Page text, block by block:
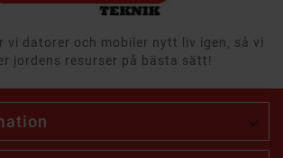
vi datorer och mobiler nytt liv igen, så vi
jordens resurser på bästa sätt!
